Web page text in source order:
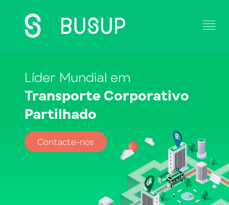
Casos de Estudo
Operadores
Contacto
Líder Mundial em
Transporte Corporativo
Partilhado
Contacte-nos